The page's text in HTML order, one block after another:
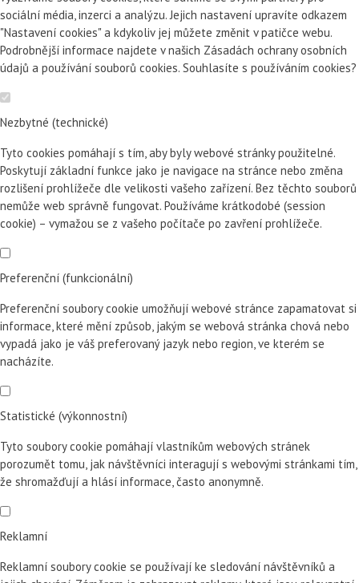
sociální média, inzerci a analýzu. Jejich nastavení upravíte odkazem
"Nastavení cookies" a kdykoliv jej můžete změnit v patičce webu.
Podrobnější informace najdete v našich Zásadách ochrany osobních
údajů a používání souborů cookies. Souhlasíte s používáním cookies?
Nezbytné (technické)
Tyto cookies pomáhají s tím, aby byly webové stránky použitelné.
Poskytují základní funkce jako je navigace na stránce nebo změna
rozlišení prohlížeče dle velikosti vašeho zařízení. Bez těchto souborů
nemůže web správně fungovat. Používáme krátkodobé (session
cookie) – vymažou se z vašeho počítače po zavření prohlížeče.
Preferenční (funkcionální)
Preferenční soubory cookie umožňují webové stránce zapamatovat si
informace, které mění způsob, jakým se webová stránka chová nebo
vypadá jako je váš preferovaný jazyk nebo region, ve kterém se
nacházíte.
Statistické (výkonnostní)
Tyto soubory cookie pomáhají vlastníkům webových stránek
porozumět tomu, jak návštěvníci interagují s webovými stránkami tím,
že shromažďují a hlásí informace, často anonymně.
Reklamní
Reklamní soubory cookie se používají ke sledování návštěvníků a